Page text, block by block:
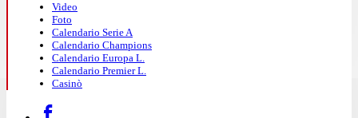
Video
Foto
Calendario Serie A
Calendario Champions
Calendario Europa L.
Calendario Premier L.
Casinò